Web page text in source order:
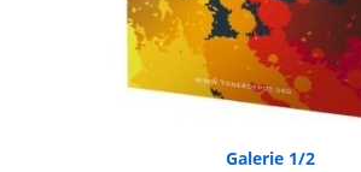
Galerie 1/2